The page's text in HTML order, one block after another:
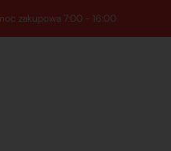
7:00 - 16:00